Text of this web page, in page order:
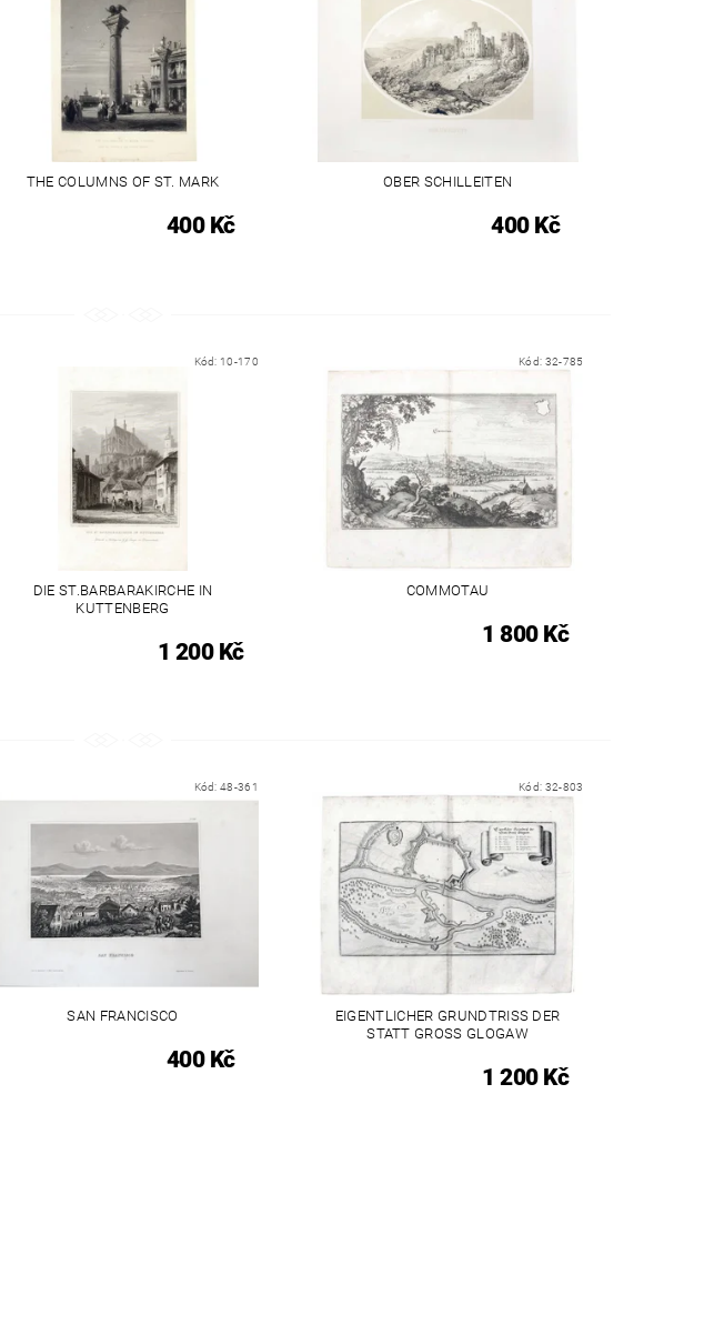
THE COLUMNS OF ST. MARK
400 Kč
OBER SCHILLEITEN
400 Kč
Kód: 10-170
DIE ST.BARBARAKIRCHE IN
KUTTENBERG
1 200 Kč
Kód: 32-785
COMMOTAU
1 800 Kč
Kód:48-361
SAN FRANCISCO
400 Kč
Kód: 32-803
EIGENTLICHER GRUNDTRISS DER
STATT GROSS GLOGAW
1 200 Kč